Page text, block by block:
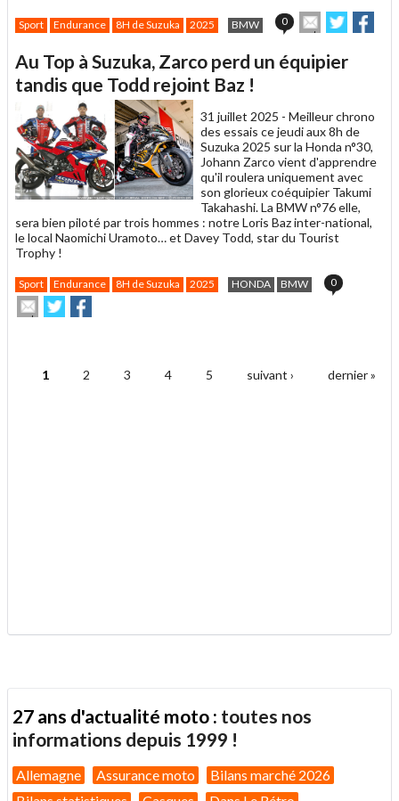
Sport Endurance 8H de Suzuka 2025 BMW 0
Envoyer
cet
à
Partager
sur sur
Au Top à Suzuka, Zarco perd un équipier
tandis que Todd rejoint Baz !
31 juillet 2025 - Meilleur chrono
des essais ce jeudi aux 8h de
Suzuka 2025 sur la Honda n°30,
Johann Zarco vient d'apprendre
qu'il roulera uniquement avec
son glorieux coéquipier Takumi
Takahashi. La BMW n°76 elle,
sera bien piloté par trois hommes : notre Loris Baz inter-national,
le local Naomichi Uramoto… et Davey Todd, star du Tourist
Trophy !
Sport Endurance 8H de Suzuka 2025 HONDA BMW 0
Envoyer
cet
Partager
sur
sur
Pages
1 2 3 4 5 suivant › dernier »
27 ans d'actualité moto : toutes nos
informations depuis 1999 !
Allemagne Assurance moto
Bilans marché 2026